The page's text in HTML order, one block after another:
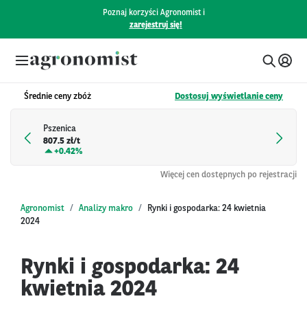
Poznaj korzyści Agronomist i
zarejestruj się!
Średnie ceny zbóż Dostosuj wyświetlanie ceny
Pszenica
807.5 zł/t
+0.42%
Więcej cen dostępnych po rejestracji
Agronomist Analizy makro
Rynki i gospodarka: 24 kwietnia
2024
Rynki i gospodarka: 24
kwietnia 2024